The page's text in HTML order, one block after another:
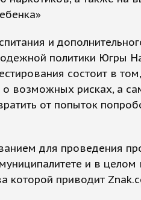
и
политики Югры
состоит в
о возможных рисках, а
от попыток
для проведения
и в целом
которой приводит